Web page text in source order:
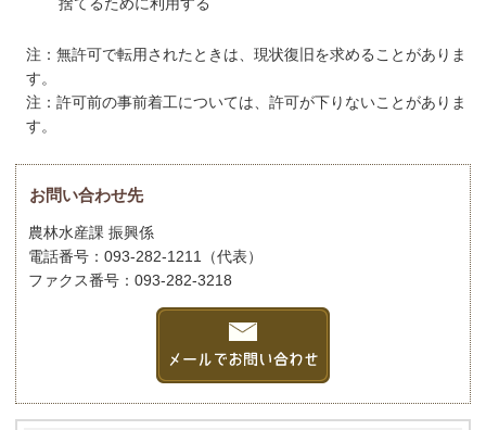
捨てるために利用する
注：無許可で転用されたときは、現状復旧を求めることがありま
す。
注：許可前の事前着工については、許可が下りないことがありま
す。
お問い合わせ先
農林水産課 振興係
電話番号：093-282-1211（代表）
ファクス番号：093-282-3218